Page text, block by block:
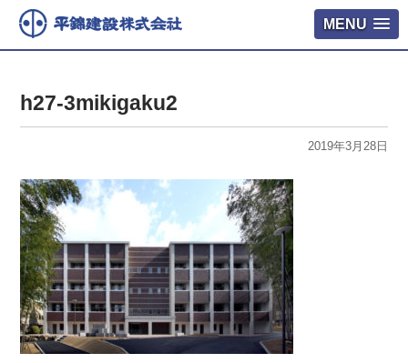
MENU
h27-3mikigaku2
2019年3月28日